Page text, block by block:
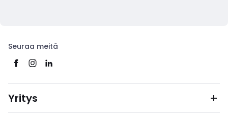
Seuraa meitä
Yritys